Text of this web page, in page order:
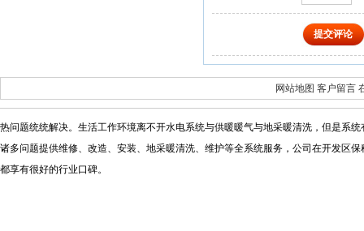
网站地图 客户留言
热问题统统解决。生活工作环境离不开水电系统与供暖暖气与地采暖清洗，但是系
诸多问题提供维修、改造、安装、地采暖清洗、维护等全系统服务，公司在开发区
都享有很好的行业口碑。